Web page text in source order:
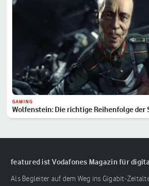
GAMING
Wolfenstein: Die richtige Reihenfolge der
featured ist Vodafones Magazin für
Als Begleiter auf dem Weg ins Gigabit-